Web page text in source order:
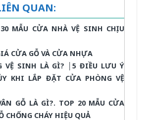
QUAN:
MẪU CỬA NHÀ VỆ SINH CHỊU
CỬA GỖ VÀ CỬA NHỰA
VỆ SINH LÀ GÌ? │5 ĐIỀU LƯU Ý
KHI LẮP ĐẶT CỬA PHÒNG VỆ
GỖ LÀ GÌ?. TOP 20 MẪU CỬA
CHỐNG CHÁY HIỆU QUẢ